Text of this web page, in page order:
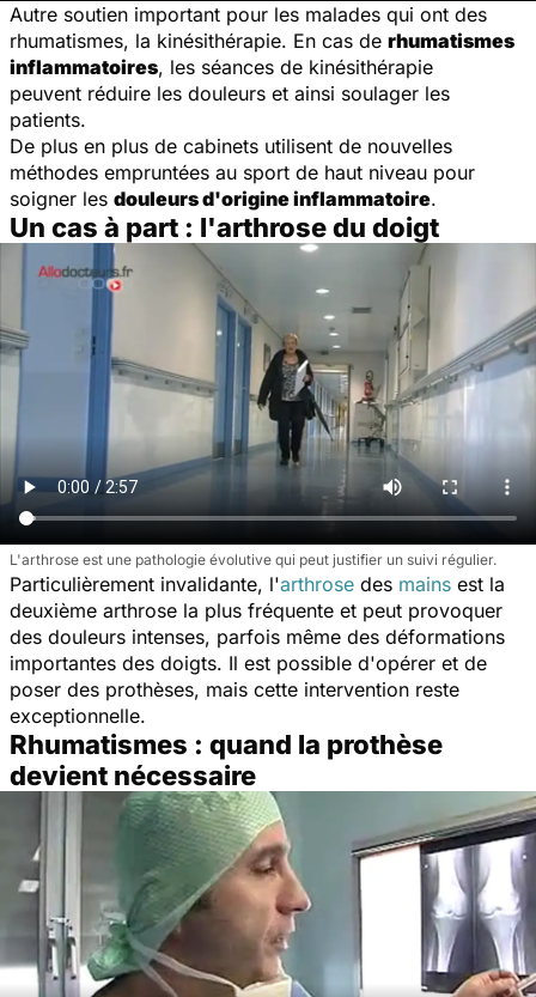
Autre soutien important pour les malades qui ont des
rhumatismes, la kinésithérapie. En cas de rhumatismes
inflammatoires, les séances de kinésithérapie
peuvent réduire les douleurs et ainsi soulager les
patients.
De plus en plus de cabinets utilisent de nouvelles
méthodes empruntées au sport de haut niveau pour
soigner les douleurs d'origine inflammatoire.
Un cas à part : l'arthrose du doigt
L'arthrose est une pathologie évolutive qui peut justifier un suivi régulier.
Particulièrement invalidante, l'arthrose des mains est la
deuxième arthrose la plus fréquente et peut provoquer
des douleurs intenses, parfois même des déformations
importantes des doigts. Il est possible d'opérer et de
poser des prothèses, mais cette intervention reste
exceptionnelle.
Rhumatismes : quand la prothèse
devient nécessaire